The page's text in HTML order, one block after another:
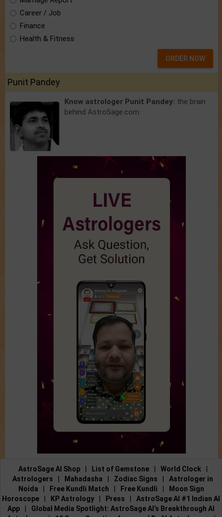
Career / Job
Finance
Health & Fitness
ORDER NOW
Punit Pandey
Know astrologer Punit Pandey: the brain
behind AstroSage.com
AstroSage AI Shop List of Gemstone World Clock
Astrologers
Mahadasha Zodiac Signs
Astrologer in
Noida
Free Kundli Match Free Kundli
Moon Sign
Horoscope
KP Astrology Press
AstroSage AI #1 Indian AI
App
Global Media Spotlight: AstroSage AI’s Breakthrough AI